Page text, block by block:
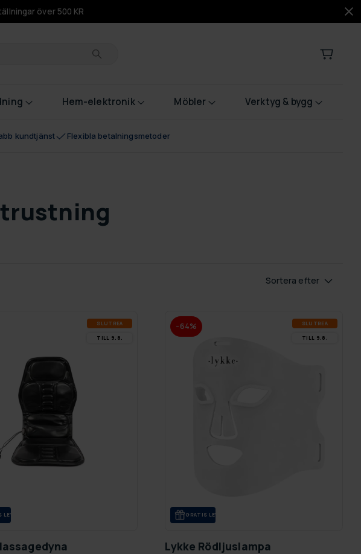
över 500 KR
Hem-elektronik Möbler Verktyg & bygg
kundtjänst Flexibla betalningsmetoder
Sortera efter
SLUT­REA
TILL 9.8.
LE­VE­RANS
-64% SLUT­REA
TILL 9.8.
GRA­TIS LE­VE­RANS
Lykke Rödljuslampa